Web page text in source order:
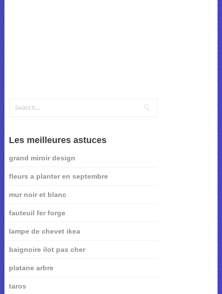
Les meilleures astuces
grand miroir design
fleurs a planter en septembre
mur noir et blanc
fauteuil fer forge
lampe de chevet ikea
baignoire ilot pas cher
platane arbre
taros